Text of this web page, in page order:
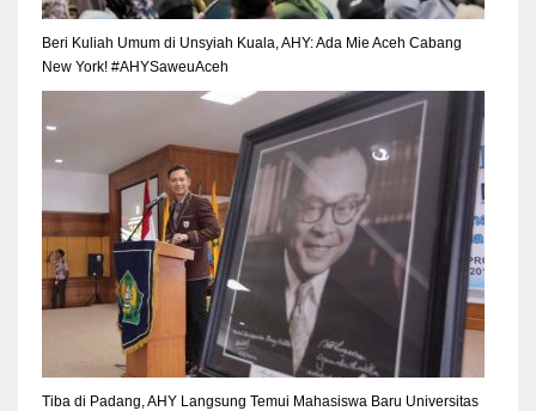
Beri Kuliah Umum di Unsyiah Kuala, AHY: Ada Mie Aceh Cabang
New York! #AHYSaweuAceh
Tiba di Padang, AHY Langsung Temui Mahasiswa Baru Universitas